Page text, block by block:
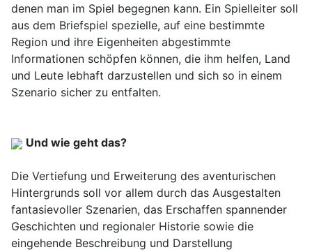
denen man im Spiel begegnen kann. Ein Spielleiter soll
aus dem Briefspiel spezielle, auf eine bestimmte
Region und ihre Eigenheiten abgestimmte
Informationen schöpfen können, die ihm helfen, Land
und Leute lebhaft darzustellen und sich so in einem
Szenario sicher zu entfalten.
Und wie geht das?
Die Vertiefung und Erweiterung des aventurischen
Hintergrunds soll vor allem durch das Ausgestalten
fantasievoller Szenarien, das Erschaffen spannender
Geschichten und regionaler Historie sowie die
eingehende Beschreibung und Darstellung